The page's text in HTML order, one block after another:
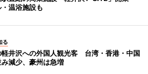
温浴施設も
る
軽井沢への外国人観光客 台湾・香港・中国
減少、豪州は急増